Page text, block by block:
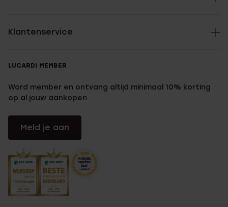
Klantenservice
LUCARDI MEMBER
Word member en ontvang altijd minimaal 10% korting
op al jouw aankopen
Meld je aan